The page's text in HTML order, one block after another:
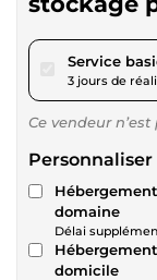
Service
3 jours de
Ce vendeur
Personnaliser
domaine
Délai
domicile